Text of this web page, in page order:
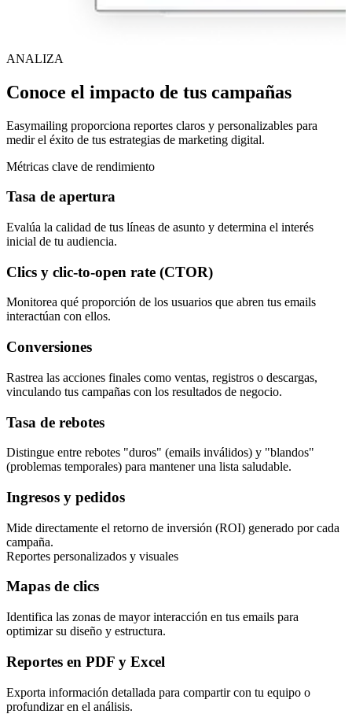
ANALIZA
Conoce el impacto de tus campañas
Easymailing proporciona reportes claros y personalizables para
medir el éxito de tus estrategias de marketing digital.
Métricas clave de rendimiento
Tasa de apertura
Evalúa la calidad de tus líneas de asunto y determina el interés
inicial de tu audiencia.
Clics y clic-to-open rate (CTOR)
Monitorea qué proporción de los usuarios que abren tus emails
interactúan con ellos.
Conversiones
Rastrea las acciones finales como ventas, registros o descargas,
vinculando tus campañas con los resultados de negocio.
Tasa de rebotes
Distingue entre rebotes "duros" (emails inválidos) y "blandos"
(problemas temporales) para mantener una lista saludable.
Ingresos y pedidos
Mide directamente el retorno de inversión (ROI) generado por cada
campaña.
Reportes personalizados y visuales
Mapas de clics
Identifica las zonas de mayor interacción en tus emails para
optimizar su diseño y estructura.
Reportes en PDF y Excel
Exporta información detallada para compartir con tu equipo o
profundizar en el análisis.